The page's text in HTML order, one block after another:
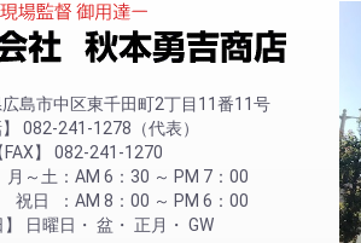
島市中区東千田町2丁目11番11号
082-241-1278（代表）
FAX
082-241-1270
月～土
AM 6：30 ～ PM 7：00
祝日
AM 8：00 ～ PM 6：00
日曜日 盆 正月 GW